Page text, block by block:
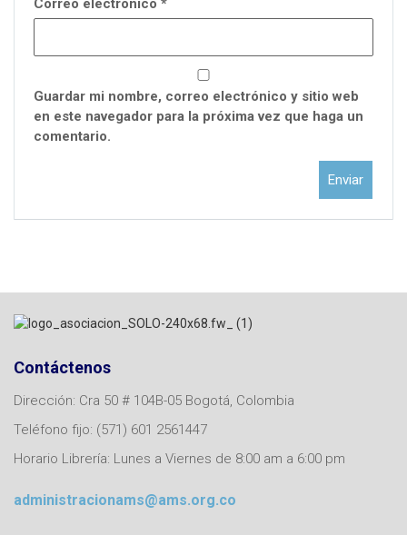
Correo electrónico *
Guardar mi nombre, correo electrónico y sitio web
en este navegador para la próxima vez que haga un
comentario.
Contáctenos
Dirección: Cra 50 # 104B-05 Bogotá, Colombia
Teléfono fijo: (571) 601 2561447
Horario Librería: Lunes a Viernes de 8:00 am a 6:00 pm
administracionams@ams.org.co